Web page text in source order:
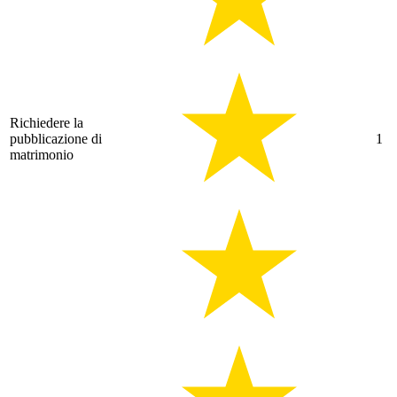
Richiedere la
pubblicazione di
matrimonio
1